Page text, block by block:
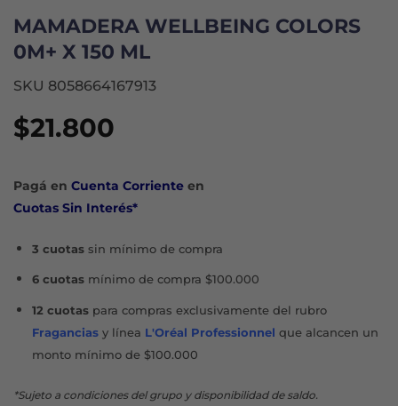
MAMADERA WELLBEING COLORS
0M+ X 150 ML
SKU 8058664167913
$21.800
Pagá en Cuenta Corriente en
Cuotas Sin Interés*
3 cuotassin mínimo de compra
6 cuotasmínimo de compra $100.000
12 cuotaspara compras exclusivamente del rubro
Fraganciasy línea L'Oréal Professionnel que alcancen un
monto mínimo de $100.000
*Sujeto a condiciones del grupo y disponibilidad de saldo.